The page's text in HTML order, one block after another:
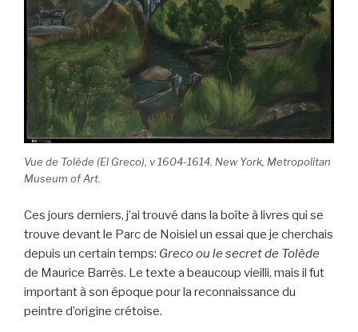
Vue de Tolède (El Greco), v 1604-1614. New York, Metropolitan
Museum of Art.
Ces jours derniers, j’ai trouvé dans la boîte à livres qui se
trouve devant le Parc de Noisiel un essai que je cherchais
depuis un certain temps: Greco ou le secret de Tolède
de Maurice Barrès. Le texte a beaucoup vieilli, mais il fut
important à son époque pour la reconnaissance du
peintre d’origine crétoise.